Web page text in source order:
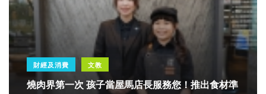
財經及消費 文教
燒肉界第一次 孩子當屋馬店長服務您！推出食材準